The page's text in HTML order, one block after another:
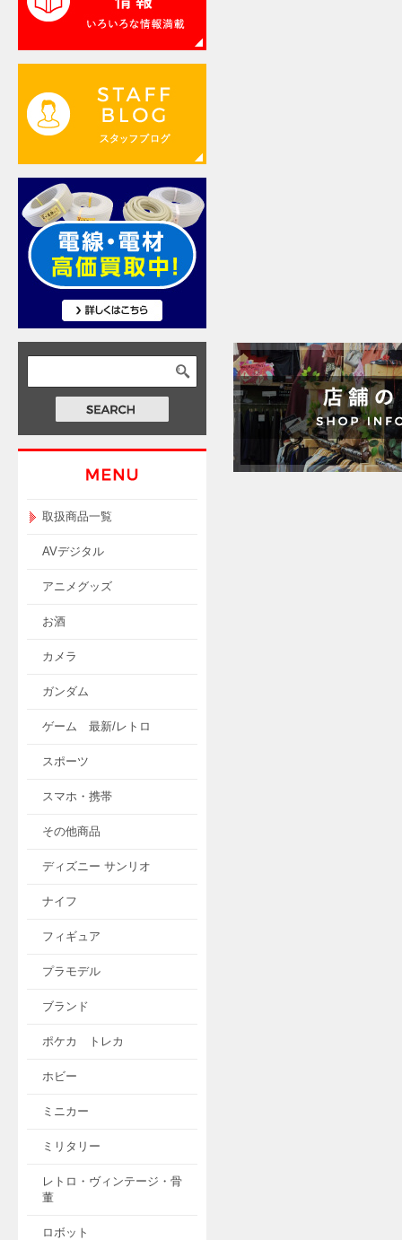
取扱商品一覧
AVデジタル
アニメグッズ
お酒
カメラ
ガンダム
ゲーム 最新/レトロ
スポーツ
スマホ・携帯
その他商品
ディズニー サンリオ
ナイフ
フィギュア
プラモデル
ブランド
ポケカ トレカ
ホビー
ミニカー
ミリタリー
レトロ・ヴィンテージ・骨
董
ロボット